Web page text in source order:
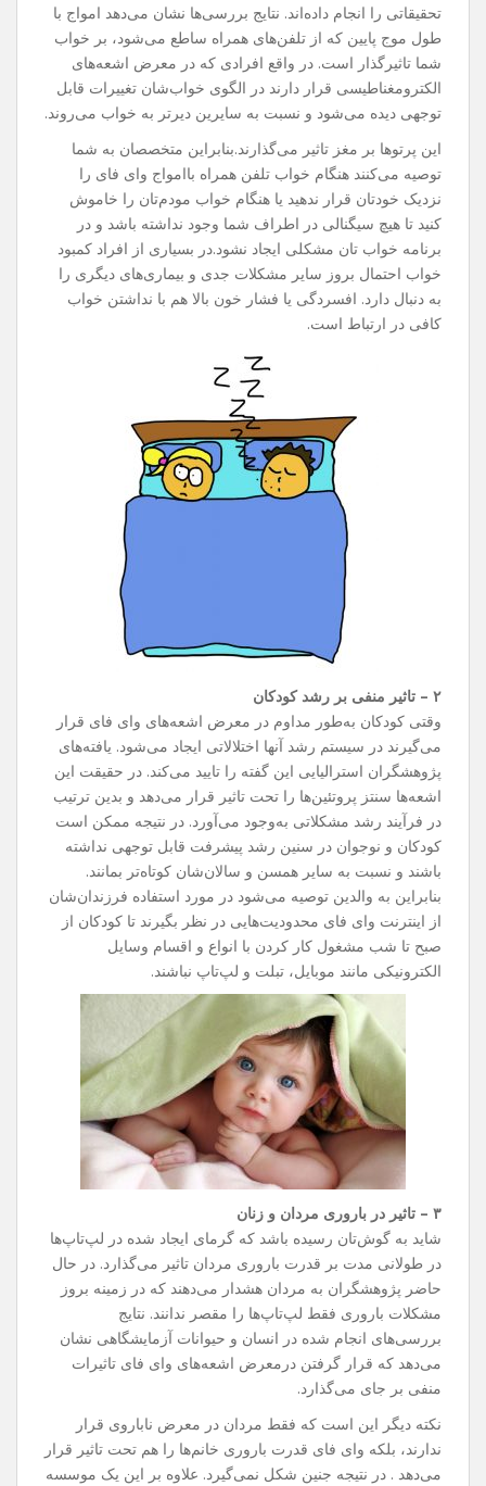
تحقیقاتی را انجام داده‌اند. نتایج بررسی‌ها نشان می‌دهد امواج با
طول موج پایین که از تلفن‌های همراه ساطع می‌شود، بر خواب
شما تاثیرگذار است. در واقع افرادی که در معرض اشعه‌های
الکترومغناطیسی قرار دارند در الگوی خواب‌شان تغییرات قابل
توجهی دیده می‌شود و نسبت به سایرین دیرتر به خواب می‌روند.
این پرتوها بر مغز تاثیر می‌گذارند.بنابراین متخصصان به شما
توصیه می‌کنند هنگام خواب تلفن همراه باامواج وای فای را
نزدیک خودتان قرار ندهید یا هنگام خواب مودم‌تان را خاموش
کنید تا هیچ سیگنالی در اطراف شما وجود نداشته باشد و در
برنامه خواب تان مشکلی ایجاد نشود.در بسیاری از افراد کمبود
خواب احتمال بروز سایر مشکلات جدی و بیماری‌های دیگری را
به دنبال دارد. افسردگی یا فشار خون بالا هم با نداشتن خواب
کافی در ارتباط است.
۲ – تاثیر منفی بر رشد کودکان
وقتی کودکان به‌طور مداوم در معرض اشعه‌های وای فای قرار
می‌گیرند در سیستم رشد آنها اختلالاتی ایجاد می‌شود. یافته‌های
پژوهشگران استرالیایی این گفته را تایید می‌کند. در حقیقت این
اشعه‌ها سنتز پروتئین‌ها را تحت تاثیر قرار می‌دهد و بدین ترتیب
در فرآیند رشد مشکلاتی به‌وجود می‌آورد. در نتیجه ممکن است
کودکان و نوجوان در سنین رشد پیشرفت قابل توجهی نداشته
باشند و نسبت به سایر همسن و سالان‌شان کوتاه‌تر بمانند.
بنابراین به والدین توصیه می‌شود در مورد استفاده فرزندان‌شان
از اینترنت وای فای محدودیت‌هایی در نظر بگیرند تا کودکان از
صبح تا شب مشغول کار کردن با انواع و اقسام وسایل
الکترونیکی مانند موبایل، تبلت و لپ‌تاپ نباشند.
۳ – تاثیر در باروری مردان و زنان
شاید به گوش‌تان رسیده باشد که گرمای ایجاد شده در لپ‌تاپ‌ها
در طولانی مدت بر قدرت باروری مردان تاثیر می‌گذارد. در حال
حاضر پژوهشگران به مردان هشدار می‌دهند که در زمینه بروز
مشکلات باروری فقط لپ‌تاپ‌ها را مقصر ندانند. نتایج
بررسی‌های انجام شده در انسان و حیوانات آزمایشگاهی نشان
می‌دهد که قرار گرفتن درمعرض اشعه‌های وای فای تاثیرات
منفی بر جای می‌گذارد.
نکته دیگر این است که فقط مردان در معرض ناباروی قرار
ندارند، بلکه وای فای قدرت باروری خانم‌ها را هم تحت تاثیر قرار
می‌دهد . در نتیجه جنین شکل نمی‌گیرد. علاوه بر این یک موسسه